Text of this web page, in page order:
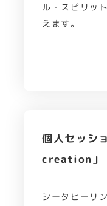
ル・スピリッ
えます。
個人セッ
creation」
シータヒーリ